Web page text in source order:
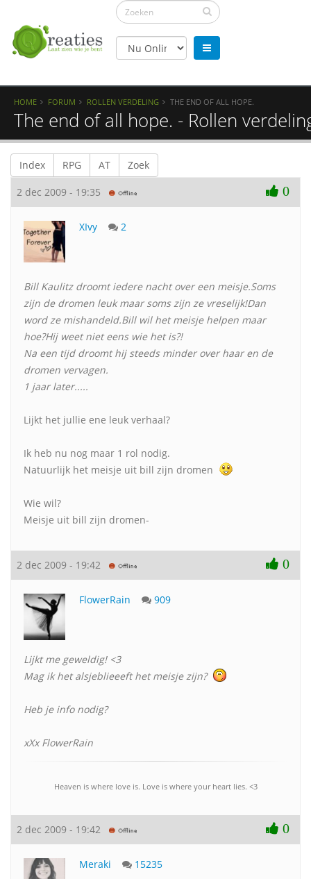
HOME FORUM ROLLEN VERDELING THE END OF ALL HOPE.
The end of all hope. - Rollen
Index RPG AT Zoek
2 dec 2009 - 19:35 0
XIvy 2
Bill Kaulitz droomt iedere nacht over een meisje.Soms
zijn de dromen leuk maar soms zijn ze vreselijk!Dan
word ze mishandeld.Bill wil het meisje helpen maar
hoe?Hij weet niet eens wie het is?!
Na een tijd droomt hij steeds minder over haar en de
dromen vervagen.
1 jaar later.....
Lijkt het jullie ene leuk verhaal?
Ik heb nu nog maar 1 rol nodig.
Natuurlijk het meisje uit bill zijn dromen
Wie wil?
Meisje uit bill zijn dromen-
2 dec 2009 - 19:42 0
FlowerRain 909
Lijkt me geweldig! <3
Mag ik het alsjeblieeeft het meisje zijn?
Heb je info nodig?
xXx FlowerRain
Heaven is where love is. Love is where your heart lies. <3
2 dec 2009 - 19:42 0
Meraki 15235